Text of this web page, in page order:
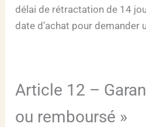
délai de rétractation de 14
date d’achat pour demander
Article 12 –
ou remboursé »